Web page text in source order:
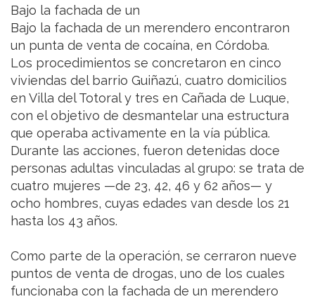
Bajo la fachada de un
Bajo la fachada de un merendero encontraron
un punta de venta de cocaína, en Córdoba.
Los procedimientos se concretaron en cinco
viviendas del barrio Guiñazú, cuatro domicilios
en Villa del Totoral y tres en Cañada de Luque,
con el objetivo de desmantelar una estructura
que operaba activamente en la vía pública.
Durante las acciones, fueron detenidas doce
personas adultas vinculadas al grupo: se trata de
cuatro mujeres —de 23, 42, 46 y 62 años— y
ocho hombres, cuyas edades van desde los 21
hasta los 43 años.
Como parte de la operación, se cerraron nueve
puntos de venta de drogas, uno de los cuales
funcionaba con la fachada de un merendero